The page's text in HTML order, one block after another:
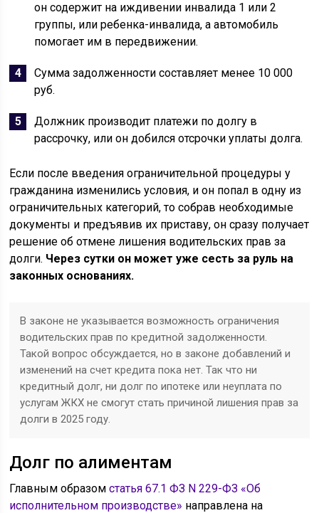
он содержит на иждивении инвалида 1 или 2
группы, или ребенка-инвалида, а автомобиль
помогает им в передвижении.
Сумма задолженности составляет менее 10 000
руб.
Должник производит платежи по долгу в
рассрочку, или он добился отсрочки уплаты долга.
Если после введения ограничительной процедуры у
гражданина изменились условия, и он попал в одну из
ограничительных категорий, то собрав необходимые
документы и предъявив их приставу, он сразу получает
решение об отмене лишения водительских прав за
долги. Через сутки он может уже сесть за руль на
законных основаниях.
В законе не указывается возможность ограничения
водительских прав по кредитной задолженности.
Такой вопрос обсуждается, но в законе добавлений и
изменений на счет кредита пока нет. Так что ни
кредитный долг, ни долг по ипотеке или неуплата по
услугам ЖКХ не смогут стать причиной лишения прав за
долги в 2025 году.
Долг по алиментам
Главным образомстатья 67.1 ФЗ N 229-ФЗ «Об
исполнительном производстве» направлена на